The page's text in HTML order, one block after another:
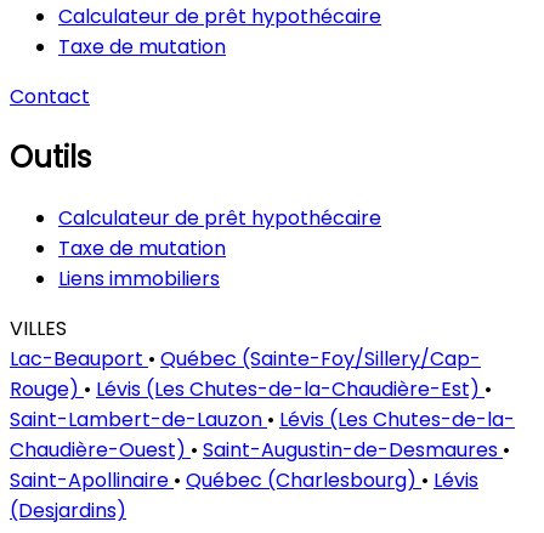
Calculateur de prêt hypothécaire
Taxe de mutation
Contact
Outils
Calculateur de prêt hypothécaire
Taxe de mutation
Liens immobiliers
VILLES
Lac-Beauport • Québec (Sainte-Foy/Sillery/Cap-
Rouge) • Lévis (Les Chutes-de-la-Chaudière-Est) •
Saint-Lambert-de-Lauzon • Lévis (Les Chutes-de-la-
Chaudière-Ouest) • Saint-Augustin-de-Desmaures •
Saint-Apollinaire • Québec (Charlesbourg) • Lévis
(Desjardins)